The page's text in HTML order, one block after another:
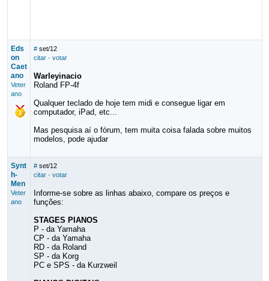
Eds
on
Caet
ano
Veter
ano
# set/12
citar· votar
Warleyinacio
Roland FP-4f
Qualquer teclado de hoje tem midi e consegue ligar em
computador, iPad, etc...
Mas pesquisa aí o fórum, tem muita coisa falada sobre muitos
modelos, pode ajudar
Synt
h-
Men
Veter
ano
# set/12
citar· votar
Informe-se sobre as linhas abaixo, compare os preços e
funções:
STAGES PIANOS
P - da Yamaha
CP - da Yamaha
RD - da Roland
SP - da Korg
PC e SPS - da Kurzweil